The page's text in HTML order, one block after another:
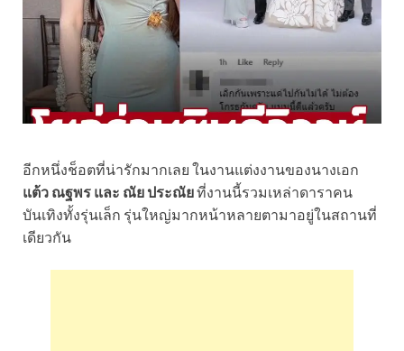
อีกหนึ่งช็อตที่น่ารักมากเลย ในงานแต่งงานของนางเอก
แต้ว ณฐพร และ ณัย ประณัยที่งานนี้รวมเหล่าดาราคน
บันเทิงทั้งรุ่นเล็ก รุ่นใหญ่มากหน้าหลายตามาอยู่ในสถานที่
เดียวกัน